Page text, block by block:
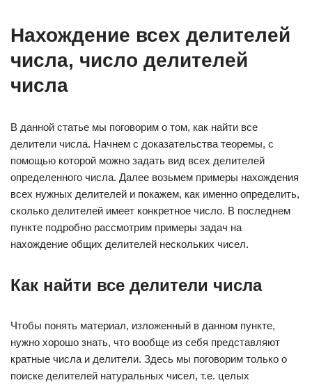
Нахождение всех делителей
числа, число делителей
числа
В данной статье мы поговорим о том, как найти все
делители числа. Начнем с доказательства теоремы, с
помощью которой можно задать вид всех делителей
определенного числа. Далее возьмем примеры нахождения
всех нужных делителей и покажем, как именно определить,
сколько делителей имеет конкретное число. В последнем
пункте подробно рассмотрим примеры задач на
нахождение общих делителей нескольких чисел.
Как найти все делители числа
Чтобы понять материал, изложенный в данном пункте,
нужно хорошо знать, что вообще из себя представляют
кратные числа и делители. Здесь мы поговорим только о
поиске делителей натуральных чисел, т.е. целых